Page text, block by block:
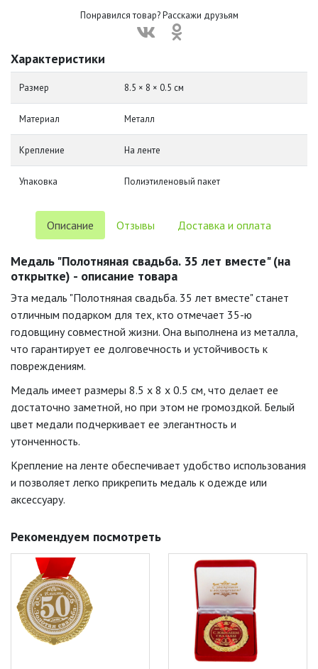
Понравился товар? Расскажи друзьям
Характеристики
Размер 8.5 × 8 × 0.5 см
Материал Металл
Крепление На ленте
Упаковка Полиэтиленовый пакет
Описание Отзывы Доставка и оплата
Медаль "Полотняная свадьба. 35 лет вместе" (на
открытке) - описание товара
Эта медаль "Полотняная свадьба. 35 лет вместе" станет
отличным подарком для тех, кто отмечает 35-ю
годовщину совместной жизни. Она выполнена из металла,
что гарантирует ее долговечность и устойчивость к
повреждениям.
Медаль имеет размеры 8.5 x 8 x 0.5 см, что делает ее
достаточно заметной, но при этом не громоздкой. Белый
цвет медали подчеркивает ее элегантность и
утонченность.
Крепление на ленте обеспечивает удобство использования
и позволяет легко прикрепить медаль к одежде или
аксессуару.
Рекомендуем посмотреть